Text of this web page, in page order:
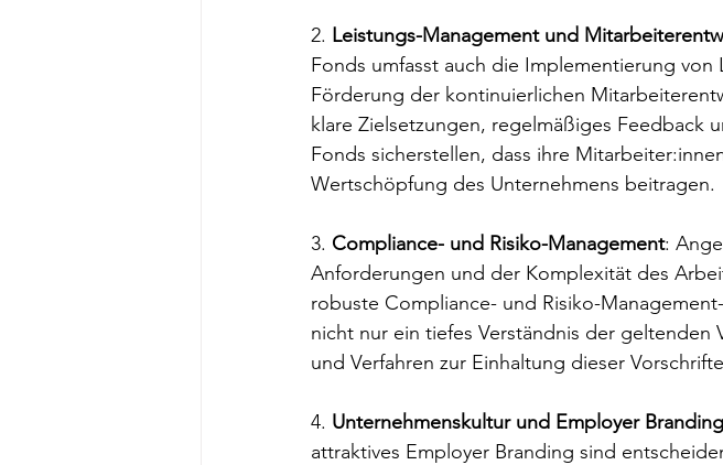
2. Leistungs-Management und
Fonds umfasst auch die Implementierung
Förderung der kontinuierlichen
klare Zielsetzungen, regelmäßiges Feedback
Fonds sicherstellen, dass ihre
Wertschöpfung des Unternehmens beitragen.
3. Compliance- und Risiko-Management:
Anforderungen und der Komplexität des
robuste Compliance- und Risiko-
nicht nur ein tiefes Verständnis der geltenden
und Verfahren zur Einhaltung dieser
4. Unternehmenskultur und Employer Branding
attraktives Employer Branding sind